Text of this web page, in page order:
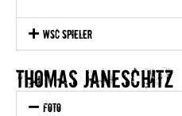
WSC Spieler
thomas janeschitz
Foto